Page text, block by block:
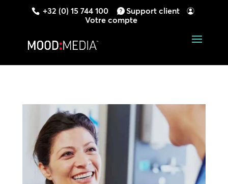
+32 (0) 15 744 100
Support client
Votre compte